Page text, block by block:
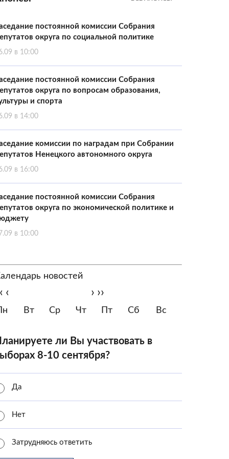
постоянной комиссии Собрания
округа по социальной политике
в 10:00
постоянной комиссии Собрания
округа по вопросам образования,
и спорта
в 14:00
комиссии по наградам при Собрании
Ненецкого автономного округа
в 16:00
постоянной комиссии Собрания
округа по экономической политике и
в 10:00
новостей
‹ › ››
Вт Ср Чт Пт Сб Вс
Планируете ли Вы участвовать в
8-10 сентября?
Да
Нет
Затрудняюсь ответить